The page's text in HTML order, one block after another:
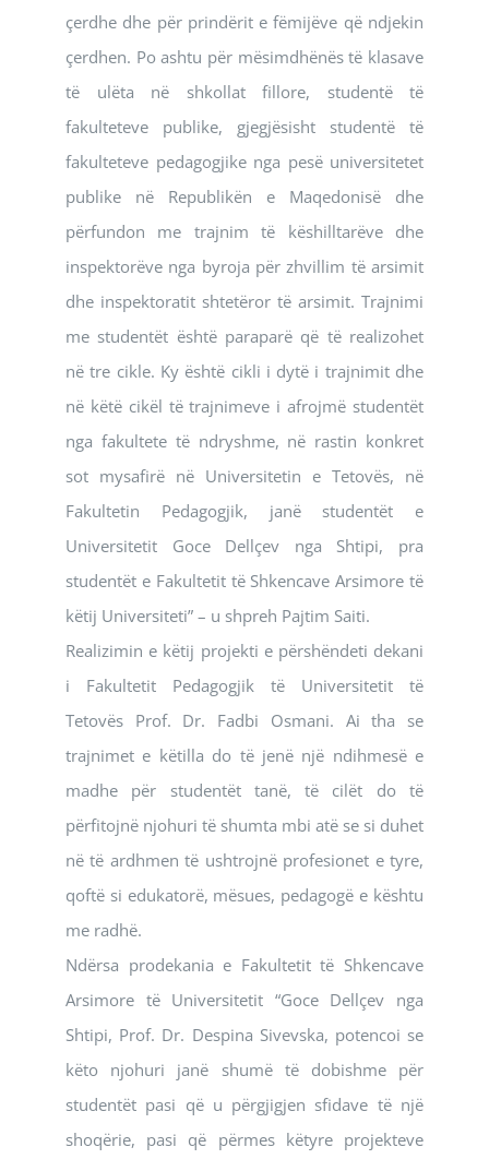
çerdhe dhe për prindërit e fëmijëve që ndjekin
çerdhen. Po ashtu për mësimdhënës të klasave
të ulëta në shkollat fillore, studentë të
fakulteteve publike, gjegjësisht studentë të
fakulteteve pedagogjike nga pesë universitetet
publike në Republikën e Maqedonisë dhe
përfundon me trajnim të këshilltarëve dhe
inspektorëve nga byroja për zhvillim të arsimit
dhe inspektoratit shtetëror të arsimit. Trajnimi
me studentët është paraparë që të realizohet
në tre cikle. Ky është cikli i dytë i trajnimit dhe
në këtë cikël të trajnimeve i afrojmë studentët
nga fakultete të ndryshme, në rastin konkret
sot mysafirë në Universitetin e Tetovës, në
Fakultetin Pedagogjik, janë studentët e
Universitetit Goce Dellçev nga Shtipi, pra
studentët e Fakultetit të Shkencave Arsimore të
këtij Universiteti” – u shpreh Pajtim Saiti.
Realizimin e këtij projekti e përshëndeti dekani
i Fakultetit Pedagogjik të Universitetit të
Tetovës Prof. Dr. Fadbi Osmani. Ai tha se
trajnimet e këtilla do të jenë një ndihmesë e
madhe për studentët tanë, të cilët do të
përfitojnë njohuri të shumta mbi atë se si duhet
në të ardhmen të ushtrojnë profesionet e tyre,
qoftë si edukatorë, mësues, pedagogë e kështu
me radhë.
Ndërsa prodekania e Fakultetit të Shkencave
Arsimore të Universitetit “Goce Dellçev nga
Shtipi, Prof. Dr. Despina Sivevska, potencoi se
këto njohuri janë shumë të dobishme për
studentët pasi që u përgjigjen sfidave të një
shoqërie, pasi që përmes këtyre projekteve